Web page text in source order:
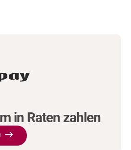
in Raten zahlen